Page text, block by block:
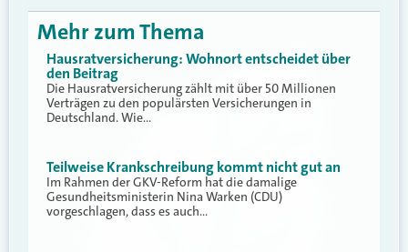
Mehr zum Thema
Hausratversicherung: Wohnort entscheidet über
den Beitrag
Die Hausratversicherung zählt mit über 50 Millionen
Verträgen zu den populärsten Versicherungen in
Deutschland. Wie…
Teilweise Krankschreibung kommt nicht gut an
Im Rahmen der GKV-Reform hat die damalige
Gesundheitsministerin Nina Warken (CDU)
vorgeschlagen, dass es auch…